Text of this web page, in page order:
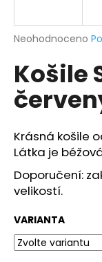
Průměrné
produktu
je
0,0
z
hvězdiček.
Neohodnoceno
Košile
Krásná košile
Látka je
Doporučení:
velikostí.
VARIANTA
j
t
?
D
o
p